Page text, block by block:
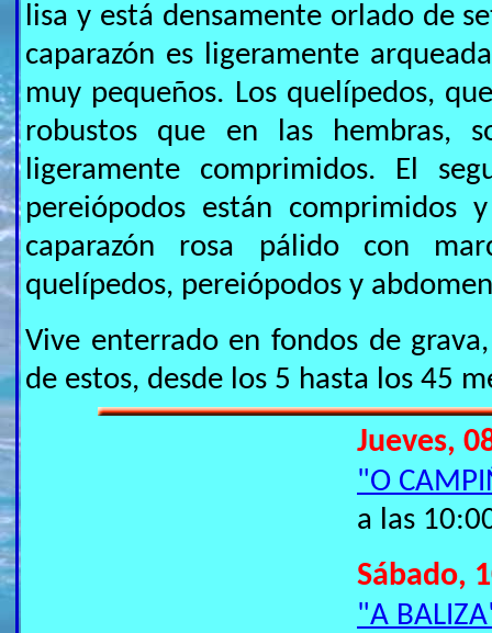
lisa y está densamente orlado de
caparazón es ligeramente
muy pequeños. Los quelípedos,
robustos que en las hembras,
ligeramente comprimidos. El
pereiópodos están comprimidos
caparazón rosa pálido con
quelípedos, pereiópodos y
Vive enterrado en fondos de
de estos, desde los 5 hasta los 45
Jueves,
"O
a las
Sábado,
"A